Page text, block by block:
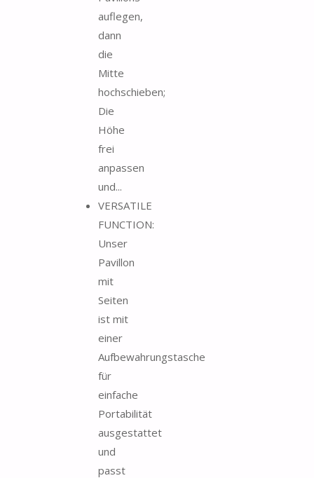
auflegen,
dann
die
Mitte
hochschieben;
Die
Höhe
frei
anpassen
und...
VERSATILE
FUNCTION:
Unser
Pavillon
mit
Seiten
ist mit
einer
Aufbewahrungstasche
für
einfache
Portabilität
ausgestattet
und
passt